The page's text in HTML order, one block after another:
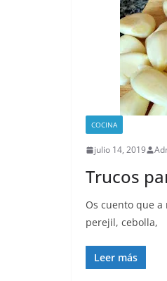
COCINA
julio 14, 2019
Trucos
Os cuento que
perejil, cebolla,
Leer más